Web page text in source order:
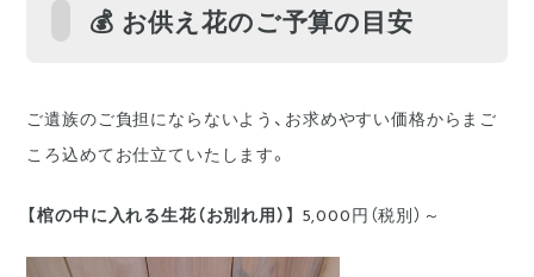
💰 お供え花のご予算の目安
ご遺族のご負担にならないよう、お求めやすい価格からまご
ころ込めてお仕立ていたします。
【棺の中に入れる生花（お別れ用）】 5,000円（税別）～